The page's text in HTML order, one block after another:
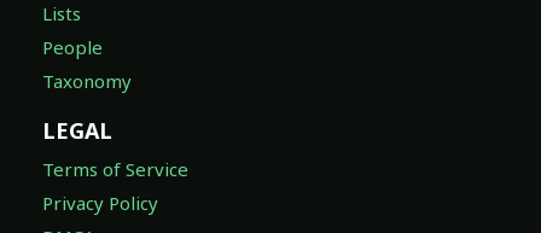
Lists
People
Taxonomy
LEGAL
Terms of Service
Privacy Policy